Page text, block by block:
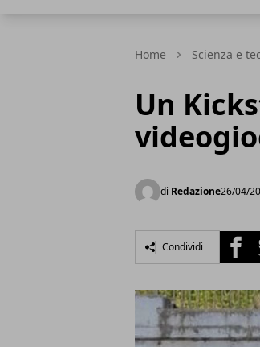
Home Scienza e
Un
di Redazione26/04/
Condividi